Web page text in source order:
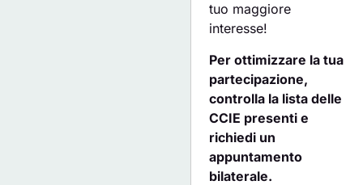
tuo maggiore
interesse!
Per ottimizzare la tua
partecipazione,
controlla la lista delle
CCIE presenti e
richiedi un
appuntamento
bilaterale.